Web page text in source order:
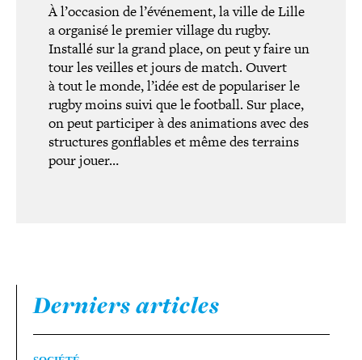
À l’occasion de l’événement, la ville de Lille
a organisé le premier village du rugby.
Installé sur la grand place, on peut y faire un
tour les veilles et jours de match. Ouvert
à tout le monde, l’idée est de popu­la­ri­ser le
rugby moins suivi que le football. Sur place,
on peut par­ti­ci­per à des ani­ma­tions avec des
struc­tures gon­flables et même des terrains
pour jouer…
Derniers articles